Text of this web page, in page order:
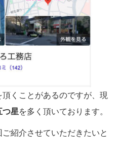
くことがあるのですが、現
つ星を多く頂いております。
紹介させていただきたいと